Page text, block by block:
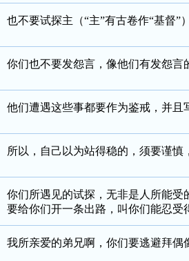
也不要试探主（“主”有古卷作“基督
你们也不要发怨言，像他们有发怨言
他们遭遇这些事都要作为鉴戒，并
所以，自己以为站得稳的，须要谨慎
你们所遇见的试探，无非是人所能
要给你们开一条出路，叫你们能忍受
我所亲爱的弟兄啊，你们要逃避拜偶